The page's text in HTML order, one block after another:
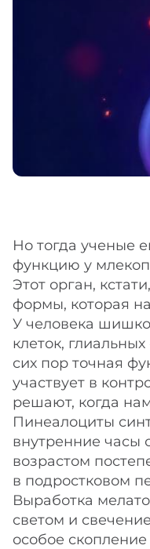
Но тогда ученые
функцию у
Этот орган,
формы, которая
У человека
клеток,
сих пор точная
участвует в
решают, когда нам
Пинеалоциты
внутренние часы
возрастом
в подростковом
Выработка
светом и
особое